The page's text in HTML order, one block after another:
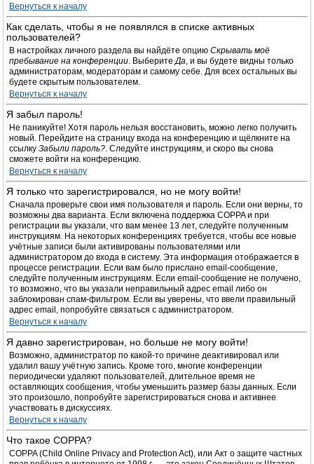
Вернуться к началу
Как сделать, чтобы я не появлялся в списке активных
пользователей?
В настройках личного раздела вы найдёте опцию Скрывать моё
пребывание на конференции. ВыберитеДа, и вы будете видны только
администраторам, модераторам и самому себе. Для всех остальных вы
будете скрытым пользователем.
Вернуться к началу
Я забыл пароль!
Не паникуйте! Хотя пароль нельзя восстановить, можно легко получить
новый. Перейдите на страницу входа на конференцию и щёлкните на
ссылку Забыли пароль?. Следуйте инструкциям, и скоро вы снова
сможете войти на конференцию.
Вернуться к началу
Я только что зарегистрировался, но не могу войти!
Сначала проверьте свои имя пользователя и пароль. Если они верны, то
возможны два варианта. Если включена поддержка COPPA и при
регистрации вы указали, что вам менее 13 лет, следуйте полученным
инструкциям. На некоторых конференциях требуется, чтобы все новые
учётные записи были активированы пользователями или
администратором до входа в систему. Эта информация отображается в
процессе регистрации. Если вам было прислано email-сообщение,
следуйте полученным инструкциям. Если email-сообщение не получено,
то возможно, что вы указали неправильный адрес email либо он
заблокирован спам-фильтром. Если вы уверены, что ввели правильный
адрес email, попробуйте связаться с администратором.
Вернуться к началу
Я давно зарегистрирован, но больше не могу войти!
Возможно, администратор по какой-то причине деактивировал или
удалил вашу учётную запись. Кроме того, многие конференции
периодически удаляют пользователей, длительное время не
оставляющих сообщения, чтобы уменьшить размер базы данных. Если
это произошло, попробуйте зарегистрироваться снова и активнее
участвовать в дискуссиях.
Вернуться к началу
Что такое COPPA?
COPPA (Child Online Privacy and Protection Act), или Акт о защите частных